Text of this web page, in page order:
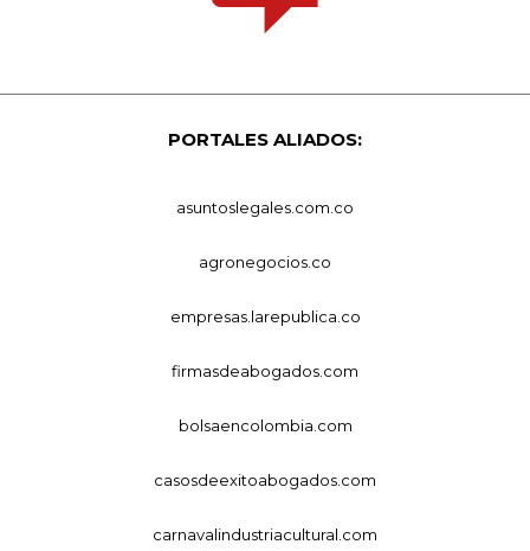
PORTALES ALIADOS:
asuntoslegales.com.co
agronegocios.co
empresas.larepublica.co
firmasdeabogados.com
bolsaencolombia.com
casosdeexitoabogados.com
carnavalindustriacultural.com